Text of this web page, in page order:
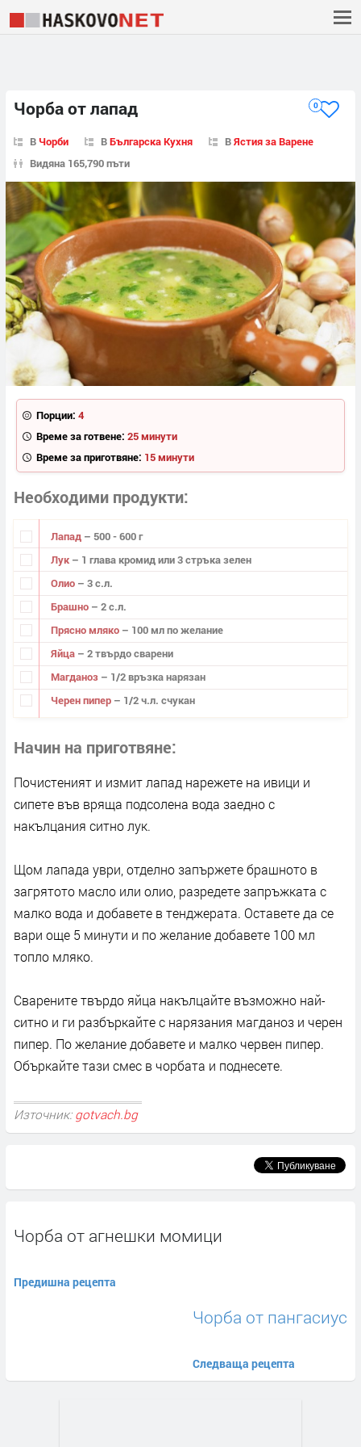
Чорба от лапад 0
ВЧорби ВБългарска Кухня ВЯстия за Варене
Видяна 165,790 пъти
Порции: 4
Време за готвене: 25 минути
Време за приготвяне: 15 минути
Необходими продукти
Лапад – 500 - 600 г
Лук – 1 глава кромид или 3 стръка зелен
Олио – 3 с.л.
Брашно – 2 с.л.
Прясно мляко – 100 мл по желание
Яйца – 2 твърдо сварени
Магданоз – 1/2 връзка нарязан
Черен пипер – 1/2 ч.л. счукан
Начин на приготвяне
Почистеният и измит лапад нарежете на ивици и
сипете във вряща подсолена вода заедно с
накълцания ситно лук.
Щом лапада уври, отделно запържете брашното в
загрятото масло или олио, разредете запръжката с
малко вода и добавете в тенджерата. Оставете да се
вари още 5 минути и по желание добавете 100 мл
топло мляко.
Сварените твърдо яйца накълцайте възможно най-
ситно и ги разбъркайте с нарязания магданоз и черен
пипер. По желание добавете и малко червен пипер.
Объркайте тази смес в чорбата и поднесете.
Източник: gotvach.bg
Чорба от агнешки момици
Предишна рецепта
Чорба от пангасиус
Следваща рецепта